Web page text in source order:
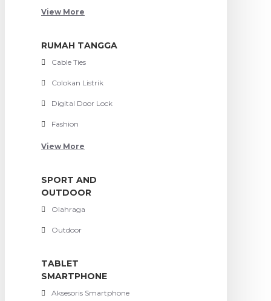
View More
RUMAH TANGGA
Cable Ties
Colokan Listrik
Digital Door Lock
Fashion
View More
SPORT AND
OUTDOOR
Olahraga
Outdoor
TABLET
SMARTPHONE
Aksesoris Smartphone